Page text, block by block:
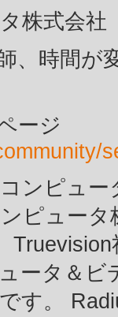
株式会社
、時間が
ージ
ンピュ
ピュータ
ータ＆
す。